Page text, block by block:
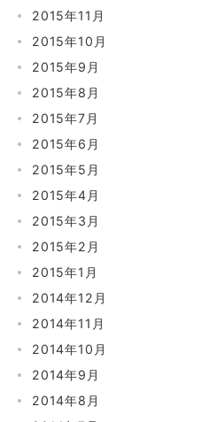
2015年11月
2015年10月
2015年9月
2015年8月
2015年7月
2015年6月
2015年5月
2015年4月
2015年3月
2015年2月
2015年1月
2014年12月
2014年11月
2014年10月
2014年9月
2014年8月